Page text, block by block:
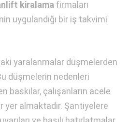
kiralama firmaları
uygulandığı bir iş takvimi
yaralanmalar düşmelerden
düşmelerin nedenleri
baskılar, çalışanların acele
yer almaktadır. Şantiyelere